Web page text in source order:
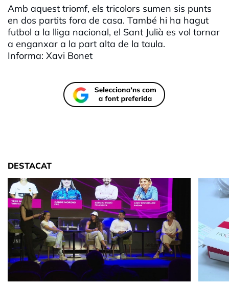
Amb aquest triomf, els tricolors sumen sis punts
en dos partits fora de casa. També hi ha hagut
futbol a la lliga nacional, el Sant Julià es vol tornar
a enganxar a la part alta de la taula.
Informa: Xavi Bonet
DESTACAT